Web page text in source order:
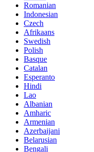
Romanian
Indonesian
Czech
Afrikaans
Swedish
Polish
Basque
Catalan
Esperanto
Hindi
Lao
Albanian
Amharic
Armenian
Azerbaijani
Belarusian
Bengali